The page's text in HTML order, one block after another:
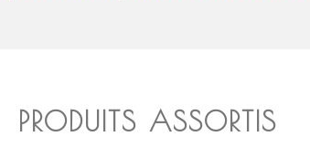
PRODUITS ASSORTIS